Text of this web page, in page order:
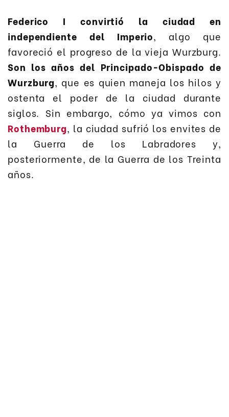
Federico I convirtió la ciudad en
independiente del Imperio, algo que
favoreció el progreso de la vieja Wurzburg.
Son los años del Principado-Obispado de
Wurzburg, que es quien maneja los hilos y
ostenta el poder de la ciudad durante
siglos. Sin embargo, cómo ya vimos con
Rothemburg, la ciudad sufrió los envites de
la Guerra de los Labradores y,
posteriormente, de la Guerra de los Treinta
años.